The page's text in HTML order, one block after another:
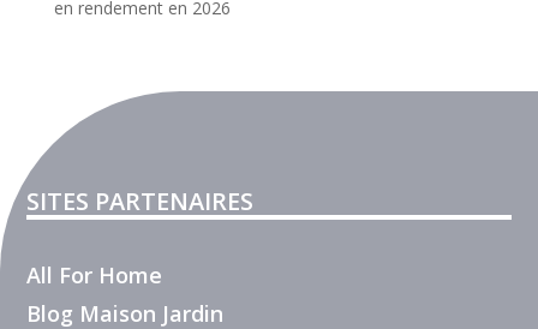
en rendement en 2026
SITES PARTENAIRES
All For Home
Blog Maison Jardin